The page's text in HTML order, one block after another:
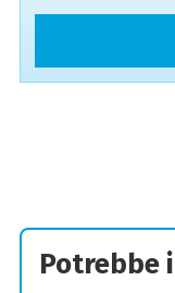
Potrebbe